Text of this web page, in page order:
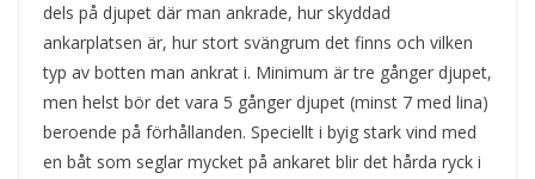
dels på djupet där man ankrade, hur skyddad
ankarplatsen är, hur stort svängrum det finns och vilken
typ av botten man ankrat i. Minimum är tre gånger djupet,
men helst bör det vara 5 gånger djupet (minst 7 med lina)
beroende på förhållanden. Speciellt i byig stark vind med
en båt som seglar mycket på ankaret blir det hårda ryck i